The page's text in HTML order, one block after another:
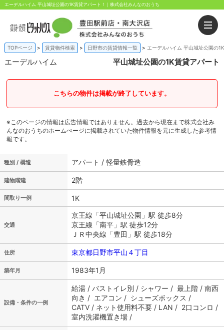
エーデルハイム 平山城址公園の1K賃貸アパート！｜株式会社みんなのおうち
TOPページ 賃貸物件検索 日野市の賃貸情報一覧 エーデルハイム 平山城址公園の
エーデルハイム 平山城址公園の1K賃貸アパート
こちらの物件は掲載が終了しています。
※このページの情報は広告情報ではありません。過去から現在まで株式会社み
んなのおうちのホームぺージに掲載されていた物件情報を元に生成した参考情
報です。
種別 / 構造 アパート / 軽量鉄骨造
建物階建 2階
間取り一例 1K
交通
京王線「平山城址公園」駅 徒歩8分
京王線「南平」駅 徒歩12分
ＪＲ中央線「豊田」駅 徒歩18分
住所 東京都日野市平山４丁目
築年月 1983年1月
設備・条件の一例
給湯 / バストイレ別 / シャワー / 最上階 / 南西
向き / エアコン / シューズボックス /
CATV / ネット使用料不要 / LAN / 2口コンロ /
室内洗濯機置き場 /